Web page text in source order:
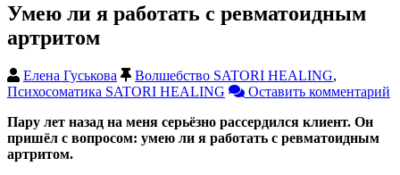
Умею ли я работать с ревматоидным
артритом
Елена Гуськова Волшебство SATORI HEALING,
Психосоматика SATORI HEALING
Оставить комментарий
Пару лет назад на меня серьёзно рассердился клиент. Он
пришёл с вопросом: умею ли я работать с ревматоидным
артритом.